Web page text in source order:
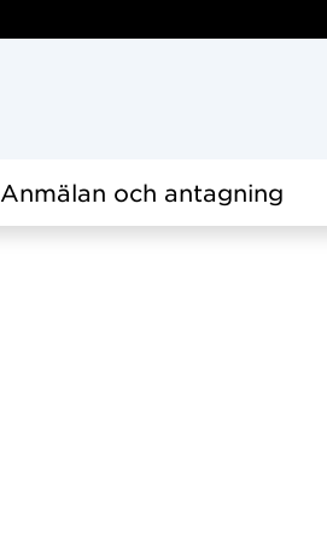
Anmälan och antagning